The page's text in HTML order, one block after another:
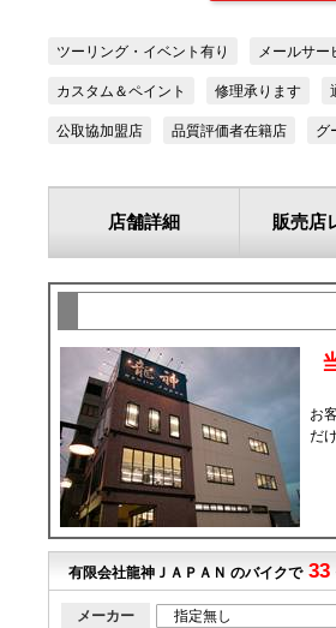
ツーリング・イベント有り メールサー
カスタム＆ペイント 修理承ります
公取協加盟店 品質評価者在籍店 グ
店舗詳細 販売店
お
だ
有限会社龍神ＪＡＰＡＮ のバイクで 33
メーカー